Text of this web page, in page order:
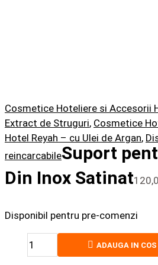
Cosmetice Hoteliere si Accesorii
Extract de Struguri, Cosmetice
Hotel Reyah – cu Ulei de Argan,
reincarcabileSuport
Din Inox Satinat
Disponibil pentru pre-comenzi
ADAUGA IN COS